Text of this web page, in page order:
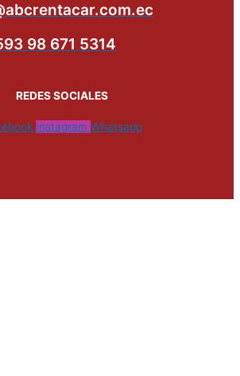
98 671 5314
REDES SOCIALES
Instagram Whatsapp